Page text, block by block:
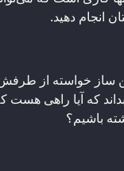
انجام دهید.
ساز خواسته از طرفش
که آیا راهی
باشیم؟